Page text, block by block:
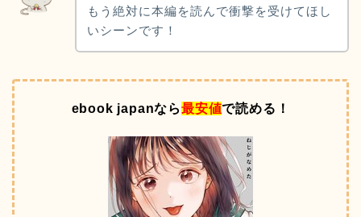
もう絶対に本編を読んで衝撃を受けてほし
いシーンです！
ebook japanなら最安値で読める！